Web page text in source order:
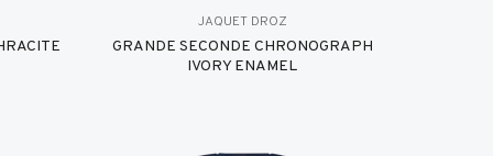
JAQUET DROZ
GRANDE SECONDE CHRONOGRAPH
IVORY ENAMEL